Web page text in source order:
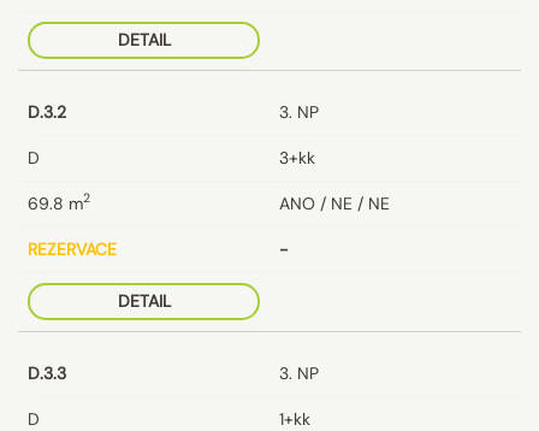
DETAIL
D.3.2 3. NP
D 3+kk
69.8 m2 ANO / NE / NE
REZERVACE -
DETAIL
D.3.3 3. NP
D 1+kk